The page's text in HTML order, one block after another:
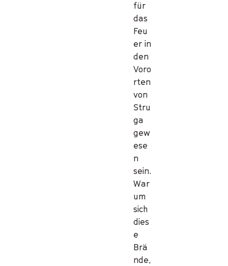
für
das
Feu
er in
den
Voro
rten
von
Stru
ga
gew
ese
n
sein.
War
um
sich
dies
e
Brä
nde,